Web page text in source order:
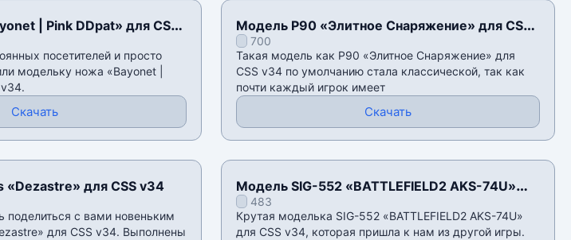
| Pink DDpat» для CSS
посетителей и просто
модельку ножа «Bayonet |
Скачать
Модель P90 «Элитное Снаряжение» для CSS
v34700
Такая модель как P90 «Элитное Снаряжение» для
CSS v34 по умолчанию стала классической, так как
почти каждый игрок имеет
Скачать
«Dezastre» для CSS v34
с вами новеньким
для CSS v34. Выполнены
Модель SIG-552 «BATTLEFIELD2 AKS-74U»
для CSS v34
483
Крутая моделька SIG-552 «BATTLEFIELD2 AKS-74U»
для CSS v34, которая пришла к нам из другой игры.